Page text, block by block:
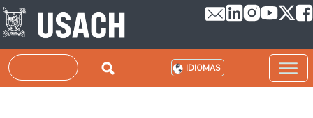
Pasar al contenido principal
Buscar IDIOMAS